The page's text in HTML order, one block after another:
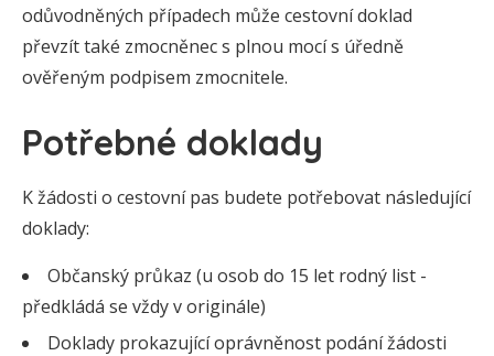
odůvodněných případech může cestovní doklad
převzít také zmocněnec s plnou mocí s úředně
ověřeným podpisem zmocnitele.
Potřebné doklady
K žádosti o cestovní pas budete potřebovat následující
doklady:
Občanský průkaz (u osob do 15 let rodný list -
předkládá se vždy v originále)
Doklady prokazující oprávněnost podání žádosti